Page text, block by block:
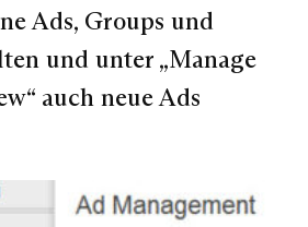
Ads, Groups und
und unter „Manage
auch neue Ads